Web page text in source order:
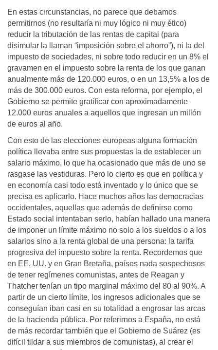
En estas circunstancias, no parece que debamos
permitirnos (no resultaría ni muy lógico ni muy ético)
reducir la tributación de las rentas de capital (para
disimular la llaman “imposición sobre el ahorro”), ni la del
impuesto de sociedades, ni sobre todo reducir en un 8% el
gravamen en el impuesto sobre la renta de los que ganan
anualmente más de 120.000 euros, o en un 13,5% a los de
más de 300.000 euros. Con esta reforma, por ejemplo, el
Gobierno se permite gratificar con aproximadamente
12.000 euros anuales a aquellos que ingresan un millón
de euros al año.
Con esto de las elecciones europeas alguna formación
política llevaba entre sus propuestas la de establecer un
salario máximo, lo que ha ocasionado que más de uno se
rasgase las vestiduras. Pero lo cierto es que en política y
en economía casi todo está inventado y lo único que se
precisa es aplicarlo. Hace muchos años las democracias
occidentales, aquellas que además de definirse como
Estado social intentaban serlo, habían hallado una manera
de imponer un límite máximo no solo a los sueldos o a los
salarios sino a la renta global de una persona: la tarifa
progresiva del impuesto sobre la renta. Recordemos que
en EE. UU. y en Gran Bretaña, países nada sospechosos
de tener regímenes comunistas, antes de Reagan y
Thatcher tenían un tipo marginal máximo del 80 al 90%. A
partir de un cierto límite, los ingresos adicionales que se
conseguían iban casi en su totalidad a engrosar las arcas
de la hacienda pública. Por referirnos a España, no está
de más recordar también que el Gobierno de Suárez (es
difícil tildar a sus miembros de comunistas), al crear el